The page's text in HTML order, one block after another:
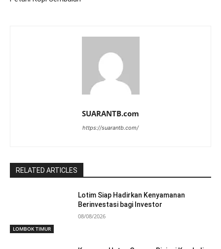
SUARANTB.com
https://suarantb.com/
RELATED ARTICLES
LOMBOK TIMUR
Lotim Siap Hadirkan Kenyamanan
Berinvestasi bagi Investor
08/08/2026